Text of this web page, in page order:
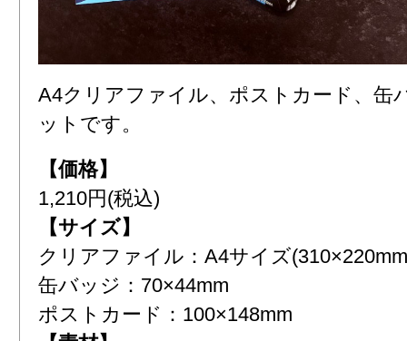
A4クリアファイル、ポストカード、缶
ットです。
【価格】
1,210円(税込)
【サイズ】
クリアファイル：A4サイズ
缶バッジ：70×44mm
ポストカード：100×148mm